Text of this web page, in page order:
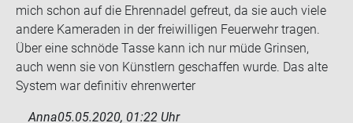
mich schon auf die Eh­ren­na­del ge­freut, da sie auch viele
an­de­re Ka­me­ra­den in der frei­wil­li­gen Feu­er­wehr tra­gen.
Über eine schnö­de Tasse kann ich nur müde Grin­sen,
auch wenn sie von Künst­lern ge­schaf­fen wurde. Das alte
Sys­tem war de­fi­ni­tiv eh­ren­wer­ter
Anna05.05.2020, 01:22 Uhr